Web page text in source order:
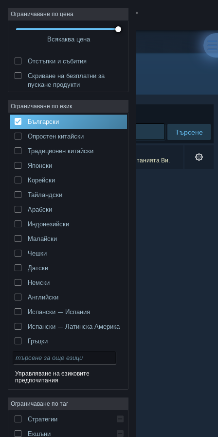
Вписване
Относно
Поддръжка
Смяна на езика
търговски марки принадлежат на съответните им
собственици в САЩ и други страни.
поверителност|Юридическа информация|
Достъпност|Условия за ползване на Steam
Възстановявания|Бисквитки
Ограничаване по цена
Всякаква цена
Отстъпки и събития
Скриване на безплатни за
пускане продукти
Ограничаване по език
Български
Опростен китайски
Традиционен китайски
Японски
Корейски
Тайландски
Арабски
Индонезийски
Малайски
Чешки
Датски
Немски
Английски
Испански — Испания
Испански — Латинска Америка
Гръцки
Управляване на езиковите
предпочитания
Ограничаване по таг
Стратегии
Екшъни
Разработчик: 众妙之门工作室
Сортиране по Съответстване
Търсене
0 резултата съответстват на търсенето Ви.
1 заглавие беше изключено спрямо предпочитанията Ви.